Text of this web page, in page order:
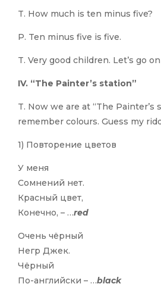
T. How much is ten minus five?
P. Ten minus five is five.
T. Very good children. Let’s go
IV. “The Painter’s station”
T. Now we are at “The Painter’s
remember colours. Guess my
1) Повторение цветов
У меня
Сомнений нет.
Красный цвет,
Конечно, – …red
Очень чёрный
Негр Джек.
Чёрный
По-английски – …black